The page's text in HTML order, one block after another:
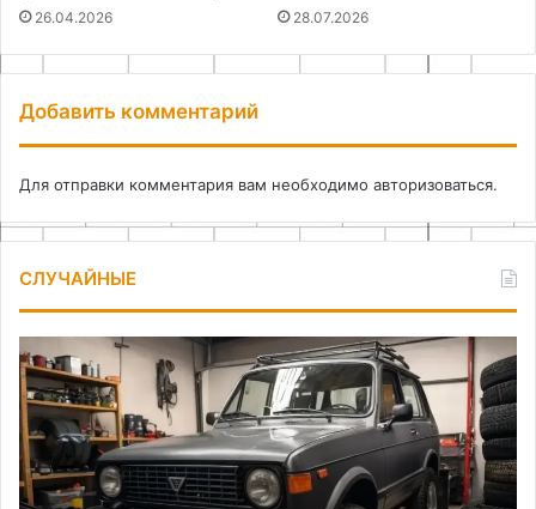
26.04.2026 28.07.2026
Добавить комментарий
Для отправки комментария вам необходимо авторизоваться.
СЛУЧАЙНЫЕ
Проектирование
пневмосистемы
для
внедорожников
Лада
4х4
и